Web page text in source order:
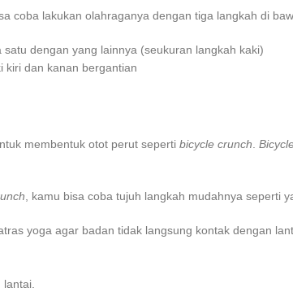
coba lakukan olahraganya dengan tiga langkah di
dengan yang lainnya (seukuran langkah kaki)
kiri dan kanan bergantian
membentuk otot perut seperti bicycle crunch.
, kamu bisa coba tujuh langkah mudahnya seperti
yoga agar badan tidak langsung kontak dengan
lantai.